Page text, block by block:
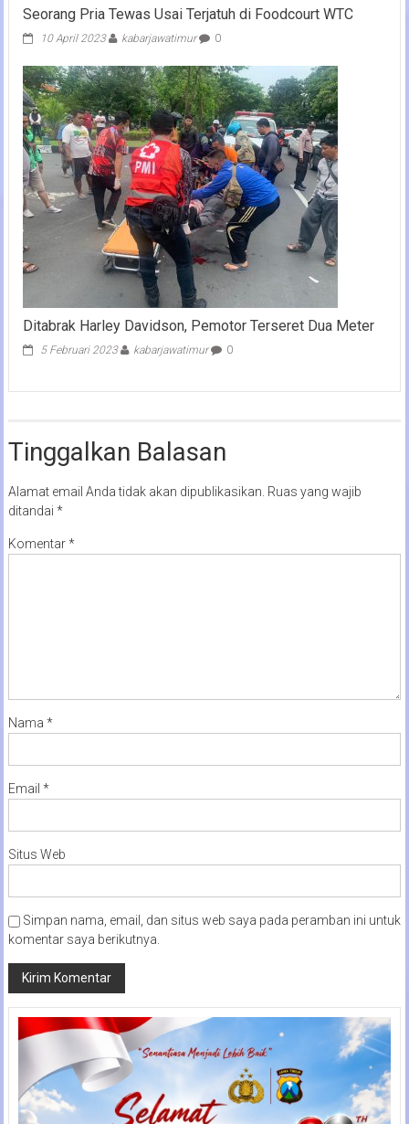
Seorang Pria Tewas Usai Terjatuh di Foodcourt WTC
10 April 2023 kabarjawatimur 0
Ditabrak Harley Davidson, Pemotor Terseret Dua Meter
5 Februari 2023 kabarjawatimur 0
Tinggalkan Balasan
Alamat email Anda tidak akan dipublikasikan. Ruas yang wajib
ditandai *
Komentar*
Nama *
Email *
Situs Web
Simpan nama, email, dan situs web saya pada peramban ini untuk
komentar saya berikutnya.